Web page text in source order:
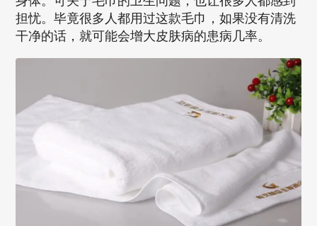
担忧。毕竟很多人都用过这款毛巾，如果没有清洗
干净的话，就可能会增大皮肤病的患病几率。